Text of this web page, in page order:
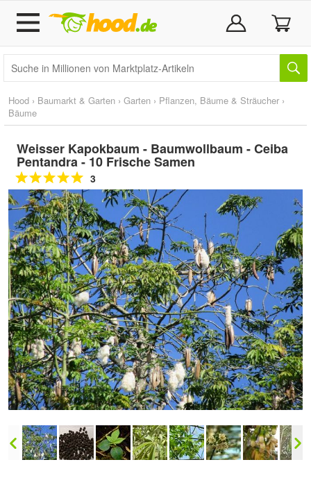
Hood › Baumarkt & Garten › Garten › Pflanzen, Bäume & Sträucher ›
Bäume
Weisser Kapokbaum - Baumwollbaum - Ceiba
Pentandra - 10 Frische Samen
3
Doppelt antippen zum
vergrößern